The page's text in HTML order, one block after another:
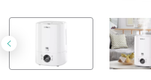
Предыдущий
слайд